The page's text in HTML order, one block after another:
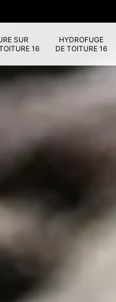
SUR
16
HYDROFUGE
DE TOITURE 16